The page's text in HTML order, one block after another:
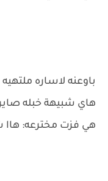
باوعنه لاساره
هاي شبيهة خبله
هي فزت مخترعه: هاا